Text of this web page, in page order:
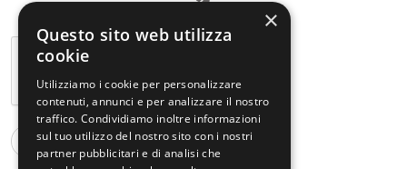
×
Questo sito web utilizza
cookie
Utilizziamo i cookie per personalizzare
contenuti, annunci e per analizzare il nostro
traffico. Condividiamo inoltre informazioni
sul tuo utilizzo del nostro sito con i nostri
partner pubblicitari e di analisi che